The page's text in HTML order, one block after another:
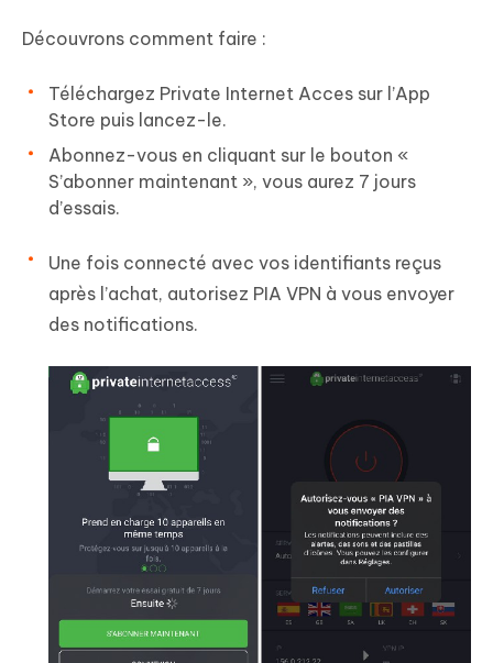
Découvrons comment faire :
Téléchargez Private Internet Acces sur l’App
Store puis lancez-le.
Abonnez-vous en cliquant sur le bouton «
S’abonner maintenant », vous aurez 7 jours
d’essais.
Une fois connecté avec vos identifiants reçus
après l’achat, autorisez PIA VPN à vous envoyer
des notifications.